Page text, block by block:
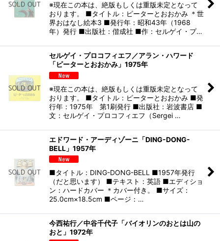
※現在この本は、絶版もしくは重版未定となって
おります。 ■タイトル：ピーターとおおかみ ＊世
界おはなし絵本3 ■発行年：昭和43年（1968
年）発行 ■出版社：偕成社 ■作：セルゲイ・プ…
セルゲイ・プロコフィエフ／アラン・ハワード
「ピーターとおおかみ」1975年
※現在この本は、絶版もしくは重版未定となって
おります。 ■タイトル：ピーターとおおかみ ■発
行年：1975年 第1刷発行 ■出版社：岩波書店 ■
文：セルゲイ・プロコフィエフ（Sergei …
エドワード・アーディゾーニ「DING-DONG-
BELL」1957年
■タイトル：DING-DONG-BELL ■1957年発行
（だと思います） ■テキスト：英語 ■エディショ
ン：ハードカバー ＊カバー付き。 ■サイズ：
25.0cm×18.5cm ■ページ：…
今西祐行／中谷千代子「バイオリンのおとは山の
おと」1972年